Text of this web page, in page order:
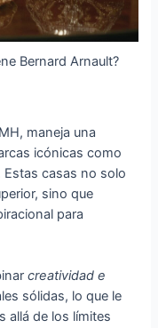
Bernard Arnault?
maneja una
icónicas como
Estas casas no solo
sino que
para
creatividad e
sólidas, lo que le
allá de los límites